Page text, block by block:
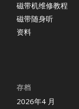
磁带机维修教程
磁带随身听
资料
存档
2026年4 月